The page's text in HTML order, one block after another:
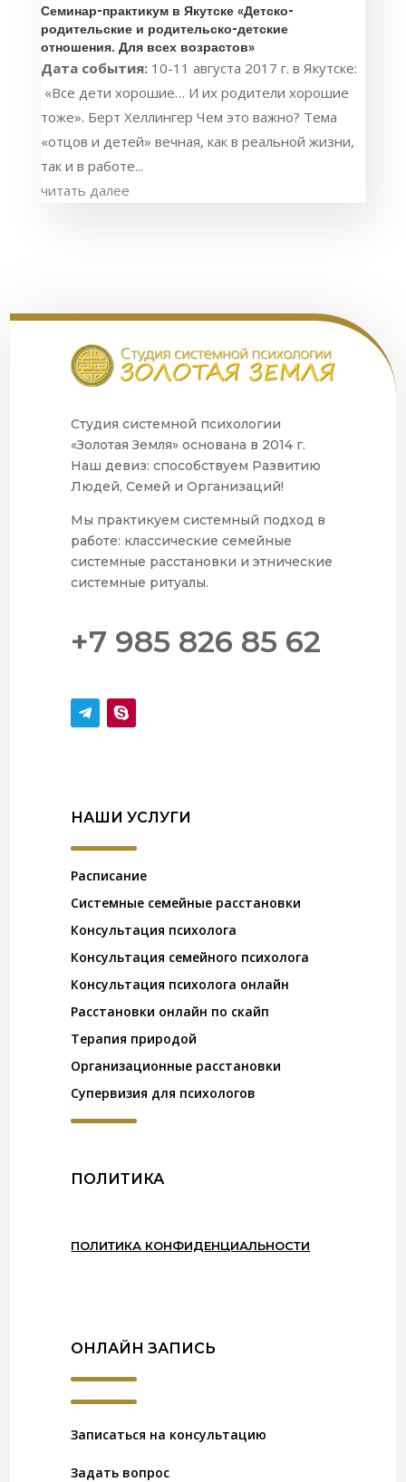
Семинар-практикум в Якутске «Детско-
родительские и родительско-детские
отношения. Для всех возрастов»
Дата события: 10-11 августа 2017 г. в Якутске:
«Все дети хорошие… И их родители хорошие
тоже». Берт Хеллингер Чем это важно? Тема
«отцов и детей» вечная, как в реальной жизни,
так и в работе...
читать далее
Студия системной психологии
«Золотая Земля» основана в 2014 г.
Наш девиз: способствуем Развитию
Людей, Семей и Организаций!
Мы практикуем системный подход в
работе: классические семейные
системные расстановки и этнические
системные ритуалы.
+7 985 826 85 62
НАШИ УСЛУГИ
Расписание
Системные семейные расстановки
Консультация психолога
Консультация семейного психолога
Консультация психолога онлайн
Расстановки онлайн по скайп
Терапия природой
Организационные расстановки
Супервизия для психологов
ПОЛИТИКА
ПОЛИТИКА КОНФИДЕНЦИАЛЬНОСТИ
ОНЛАЙН ЗАПИСЬ
Записаться на консультацию
Задать вопрос